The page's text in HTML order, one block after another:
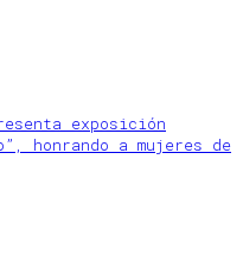
exposición
honrando a mujeres de